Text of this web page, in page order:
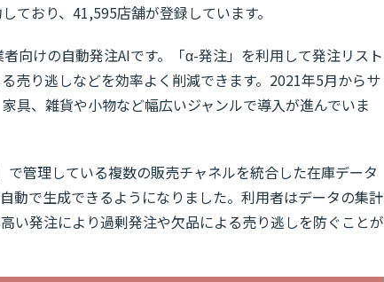
ており、41,595店舗が登録しています。
向けの自動発注AIです。「α-発注」を利用して発注リスト
売り逃しなどを効率よく削減できます。2021年5月からサ
具、雑貨や小物など幅広いジャンルで導入が進んでいま
管理している複数の販売チャネルを統合した在庫データ
動で生成できるようになりました。利用者はデータの集計
い発注により過剰発注や欠品による売り逃しを防ぐことが